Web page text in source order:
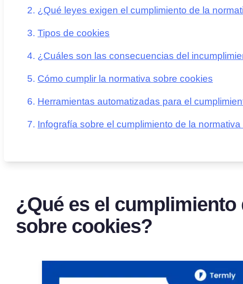
¿Qué leyes exigen el cumplimiento de la
Tipos de cookies
¿Cuáles son las consecuencias del
Cómo cumplir la normativa sobre cookies
Herramientas automatizadas para el
Infografía sobre el cumplimiento de la
¿Qué es el
sobre cookies?